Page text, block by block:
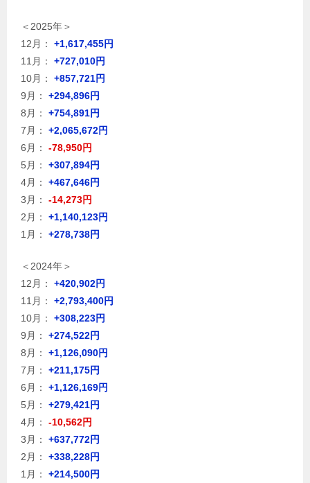
＜2025年＞
12月：
+1,617,455円
11月：
+727,010円
10月：
+857,721円
9月：
+294,896円
8月：
+754,891円
7月：
+2,065,672円
6月：
-78,950円
5月：
+307,894円
4月：
+467,646円
3月：
-14,273円
2月：
+1,140,123円
1月：
+278,738円
＜2024年＞
12月：
+420,902円
11月：
+2,793,400円
10月：
+308,223円
9月：
+274,522円
8月：
+1,126,090円
7月：
+211,175円
6月：
+1,126,169円
5月：
+279,421円
4月：
-10,562円
3月：
+637,772円
2月：
+338,228円
1月：
+214,500円